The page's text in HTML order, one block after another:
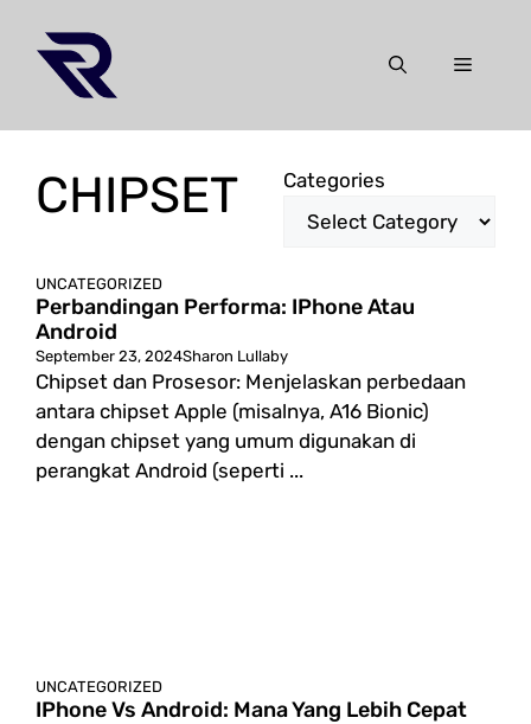
content
Menu
CHIPSET Categories
UNCATEGORIZED
Perbandingan Performa: IPhone Atau
Android
September 23, 2024Sharon Lullaby
Chipset dan Prosesor: Menjelaskan perbedaan
antara chipset Apple (misalnya, A16 Bionic)
dengan chipset yang umum digunakan di
perangkat Android (seperti ...
UNCATEGORIZED
IPhone Vs Android: Mana Yang Lebih Cepat